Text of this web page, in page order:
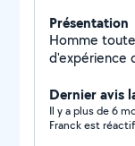
Présentation
Homme
d'expérience
placo, isolation, parquet flottant, montage de
en kit, prestations de bricolage, carrelage, peinture.
Dernier avis
Il y a plus de 6
Franck est